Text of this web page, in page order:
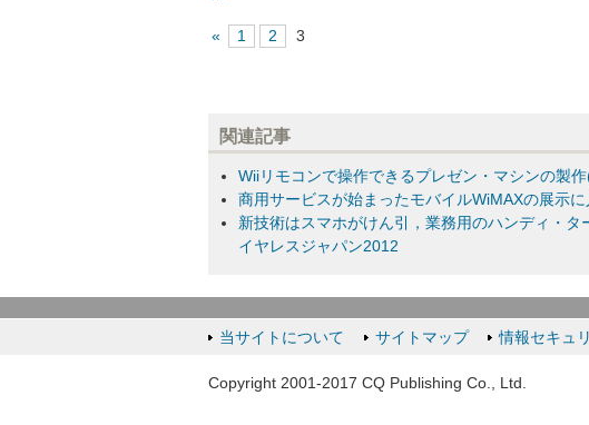
« 1 2 3
関連記事
Wiiリモコンで操作できるプレゼン・マシンの
商用サービスが始まったモバイルWiMAXの展示
新技術はスマホがけん引，業務用のハンディ・
イヤレスジャパン2012
当サイトについて サイトマップ 情報セキュ
Copyright 2001-2017 CQ Publishing Co., Ltd.